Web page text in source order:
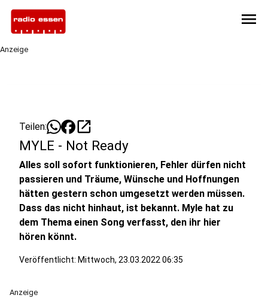
menu
Anzeige
Teilen: open_in_new
MYLE - Not Ready
Alles soll sofort funktionieren, Fehler dürfen nicht
passieren und Träume, Wünsche und Hoffnungen
hätten gestern schon umgesetzt werden müssen.
Dass das nicht hinhaut, ist bekannt. Myle hat zu
dem Thema einen Song verfasst, den ihr hier
hören könnt.
Veröffentlicht: Mittwoch, 23.03.2022 06:35
Anzeige